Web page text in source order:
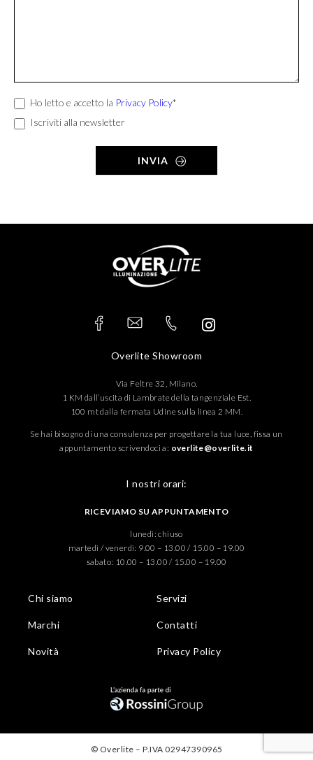
Ho letto e accetto la Privacy Policy*
Iscriviti alla newsletter
INVIA
Overlite Showroom
Via Feltre 32, Milano.
1 KM dall’uscita di Lambrate della tangenziale Est.
100 mt dalla fermata Udine sulla linea 2 MM.
Se hai bisogno di una consulenza per progettare la tua luce, fissa un
appuntamento scrivendoci a: overlite@overlite.it
I nostri orari:
RICEVIAMO SU APPUNTAMENTO
lunedì: chiuso
martedì / venerdì: 9.00 – 13.00 / 15.00 – 19.00
sabato: 10.00 – 13.00 / 15.00 – 19.00
Chi siamo Servizi
Marchi Contatti
Novità Privacy Policy
© Overlite – P.IVA 02947390965